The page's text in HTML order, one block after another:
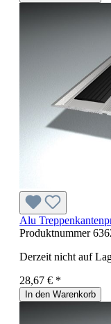
Alu
Produktnummer
Derzeit nicht auf
28,67 € *
In den Warenkorb